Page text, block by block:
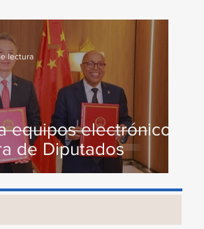
equipos electrónicos
de Diputados
lectura